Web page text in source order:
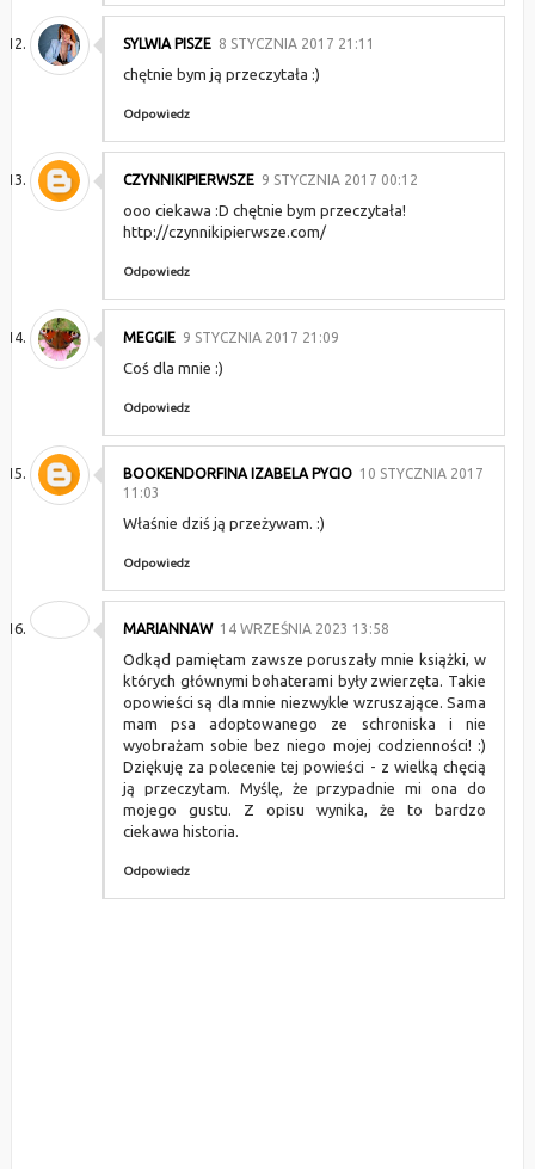
SYLWIA PISZE 8 STYCZNIA 2017 21:11
chętnie bym ją przeczytała :)
Odpowiedz
CZYNNIKIPIERWSZE 9 STYCZNIA 2017 00:12
ooo ciekawa :D chętnie bym przeczytała!
http://czynnikipierwsze.com/
Odpowiedz
MEGGIE 9 STYCZNIA 2017 21:09
Coś dla mnie :)
Odpowiedz
BOOKENDORFINA IZABELA PYCIO 10 STYCZNIA 2017
11:03
Właśnie dziś ją przeżywam. :)
Odpowiedz
MARIANNAW 14 WRZEŚNIA 2023 13:58
Odkąd pamiętam zawsze poruszały mnie książki, w
których głównymi bohaterami były zwierzęta. Takie
opowieści są dla mnie niezwykle wzruszające. Sama
mam psa adoptowanego ze schroniska i nie
wyobrażam sobie bez niego mojej codzienności! :)
Dziękuję za polecenie tej powieści - z wielką chęcią
ją przeczytam. Myślę, że przypadnie mi ona do
mojego gustu. Z opisu wynika, że to bardzo
ciekawa historia.
Odpowiedz